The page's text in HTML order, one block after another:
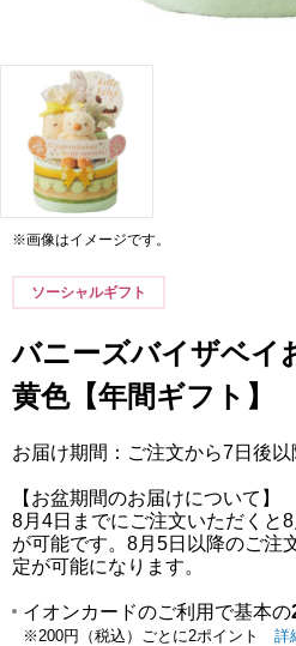
※画像はイメージです。
ソーシャルギフト
バニーズバイザベイ
黄色【年間ギフト】
お届け期間：ご注文から7日後以
【お盆期間のお届けについて】
8月4日までにご注文いただくと
が可能です。8月5日以降のご注
定が可能になります。
イオンカードのご利用で基本の
※200円（税込）ごとに2ポイント
イ
詳